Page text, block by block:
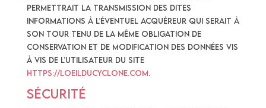
permettrait la transmission des dites
informations à l’éventuel acquéreur qui serait à
son tour tenu de la même obligation de
conservation et de modification des données vis
à vis de l’utilisateur du site
https://loeilducyclone.com.
Sécurité